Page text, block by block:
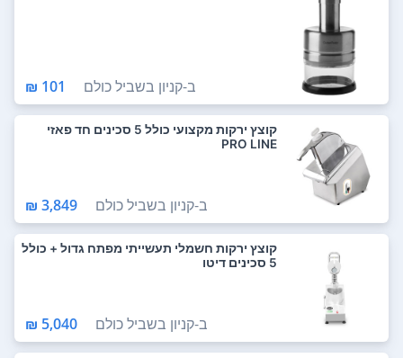
ב-קניון בשביל כולם 101 ₪
קוצץ ירקות מקצועי כולל 5 סכינים חד פאזי
PRO LINE
ב-קניון בשביל כולם 3,849 ₪
קוצץ ירקות חשמלי תעשייתי מפתח גדול + כולל
5 סכינים דיטו
ב-קניון בשביל כולם 5,040 ₪